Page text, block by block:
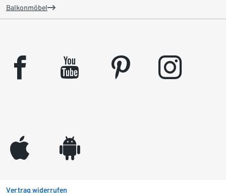
Balkonmöbel
facebook youtube pinterest instagram
appleinc android
Vertrag widerrufen